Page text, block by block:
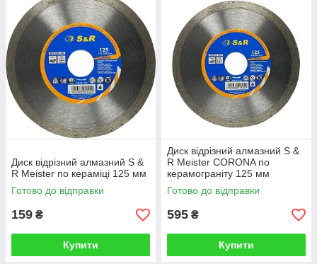
Диск відрізний алмазний S &
R Meister по кераміці 125 мм
Готово до відправки
159 ₴
Купити
Диск відрізний алмазний S &
R Meister CORONA по
керамограніту 125 мм
Готово до відправки
595 ₴
Купити